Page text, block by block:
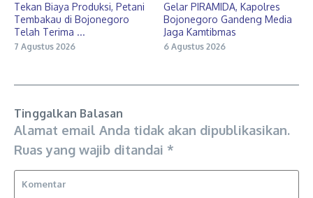
Tekan Biaya Produksi, Petani
Tembakau di Bojonegoro
Telah Terima ...
7 Agustus 2026
Gelar PIRAMIDA, Kapolres
Bojonegoro Gandeng Media
Jaga Kamtibmas
6 Agustus 2026
Tinggalkan Balasan
Alamat email Anda tidak akan dipublikasikan.
Ruas yang wajib ditandai *